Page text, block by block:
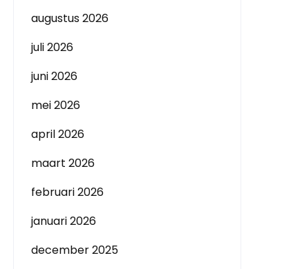
augustus 2026
juli 2026
juni 2026
mei 2026
april 2026
maart 2026
februari 2026
januari 2026
december 2025